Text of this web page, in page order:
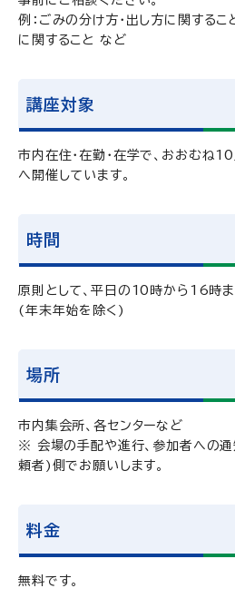
例：ごみの分け方・出し方に関するこ
に関すること など
講座対象
市内在住・在勤・在学で、おおむね
へ開催しています。
時間
原則として、平日の10時から16時
(年末年始を除く)
場所
市内集会所、各センターなど
※ 会場の手配や進行、参加者への
頼者)側でお願いします。
料金
無料です。